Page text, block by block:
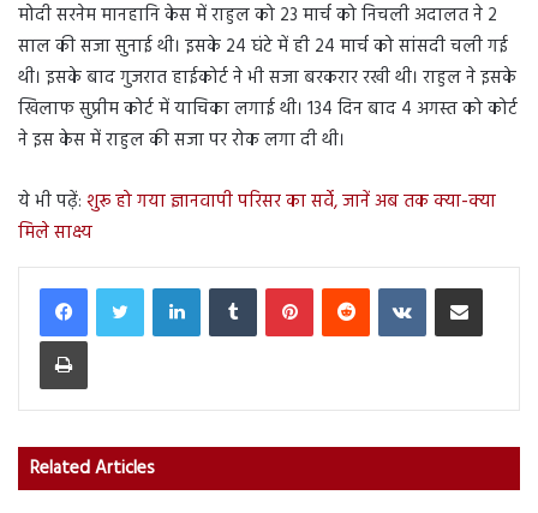
मोदी सरनेम मानहानि केस में राहुल को 23 मार्च को निचली अदालत ने 2
साल की सजा सुनाई थी। इसके 24 घंटे में ही 24 मार्च को सांसदी चली गई
थी। इसके बाद गुजरात हाईकोर्ट ने भी सजा बरकरार रखी थी। राहुल ने इसके
खिलाफ सुप्रीम कोर्ट में याचिका लगाई थी। 134 दिन बाद 4 अगस्त को कोर्ट
ने इस केस में राहुल की सजा पर रोक लगा दी थी।
ये भी पढ़ें: शुरू हो गया ज्ञानवापी परिसर का सर्वे, जानें अब तक क्या-क्या
मिले साक्ष्य
LinkedInTumblr PinterestReddit VKontakteShare via Email
Print
Related Articles